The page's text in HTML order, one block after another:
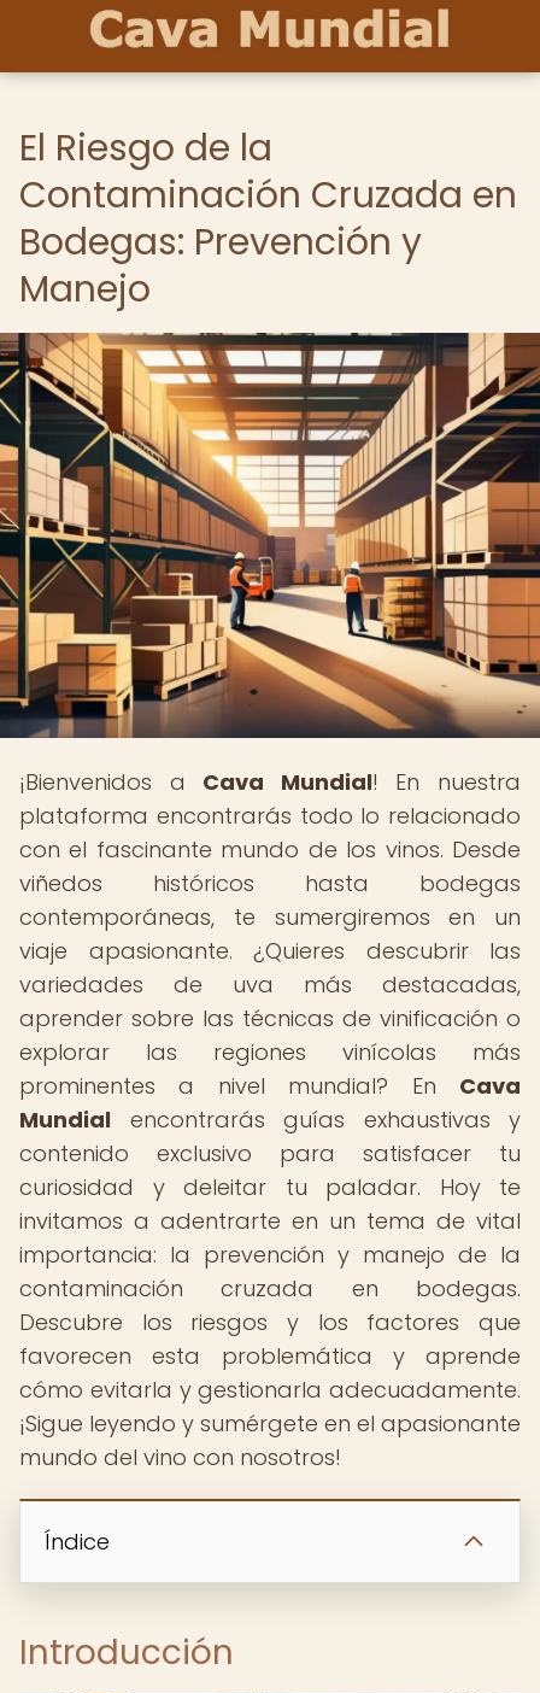
El Riesgo de la
Contaminación Cruzada en
Bodegas: Prevención y
Manejo
¡Bienvenidos a Cava Mundial! En nuestra
plataforma encontrarás todo lo relacionado
con el fascinante mundo de los vinos. Desde
viñedos históricos hasta bodegas
contemporáneas, te sumergiremos en un
viaje apasionante. ¿Quieres descubrir las
variedades de uva más destacadas,
aprender sobre las técnicas de vinificación o
explorar las regiones vinícolas más
prominentes a nivel mundial? En Cava
Mundial encontrarás guías exhaustivas y
contenido exclusivo para satisfacer tu
curiosidad y deleitar tu paladar. Hoy te
invitamos a adentrarte en un tema de vital
importancia: la prevención y manejo de la
contaminación cruzada en bodegas.
Descubre los riesgos y los factores que
favorecen esta problemática y aprende
cómo evitarla y gestionarla adecuadamente.
¡Sigue leyendo y sumérgete en el apasionante
mundo del vino con nosotros!
Índice
Introducción